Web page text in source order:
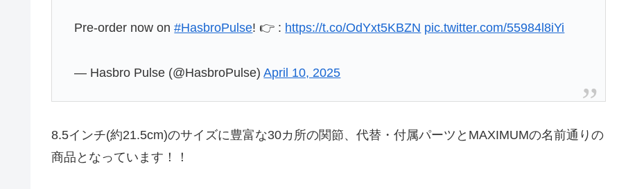
Pre-order now on#HasbroPulse! 👉 : https://t.co/OdYxt5KBZN pic.twitter.com/55984l8iYi
— Hasbro Pulse (@HasbroPulse)April 10, 2025
8.5インチ(約21.5cm)のサイズに豊富な30カ所の関節、代替・付属パーツとMAXIMUMの名前通りの
商品となっています！！